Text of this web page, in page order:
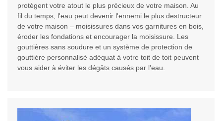
protègent votre atout le plus précieux de votre maison. Au
fil du temps, l'eau peut devenir l'ennemi le plus destructeur
de votre maison – moisissures dans vos garnitures en bois,
éroder les fondations et encourager la moisissure. Les
gouttières sans soudure et un système de protection de
gouttière personnalisé adéquat à votre toit de toit peuvent
vous aider à éviter les dégâts causés par l'eau.